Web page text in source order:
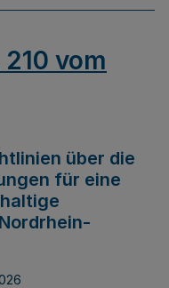
vom
über die
für eine